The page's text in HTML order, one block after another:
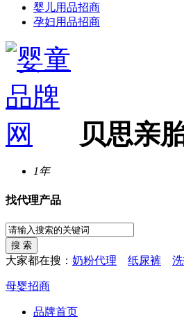
婴儿用品招商
孕妇用品招商
贝思亲
1年
找代理产品
大家都在搜： 奶粉代理 纸尿裤
母婴招商
品牌首页